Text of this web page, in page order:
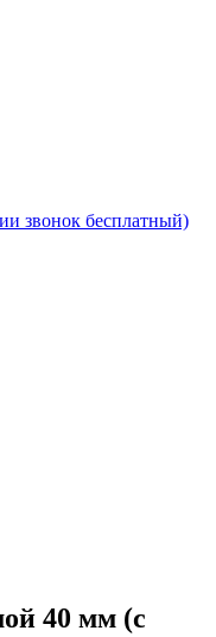
звонок бесплатный)
40 мм (с